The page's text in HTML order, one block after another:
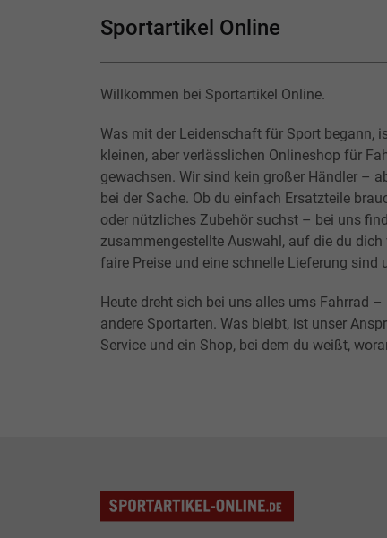
Sportartikel Online
Willkommen bei Sportartikel Online.
Was mit der Leidenschaft für Sport begann,
kleinen, aber verlässlichen Onlineshop für
gewachsen. Wir sind kein großer Händler –
bei der Sache. Ob du einfach Ersatzteile
oder nützliches Zubehör suchst – bei uns
zusammengestellte Auswahl, auf die du
faire Preise und eine schnelle Lieferung sind
Heute dreht sich bei uns alles ums Fahrrad
andere Sportarten. Was bleibt, ist unser
Service und ein Shop, bei dem du weißt,